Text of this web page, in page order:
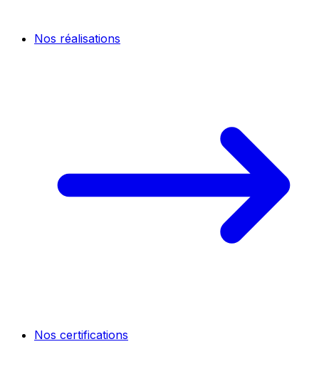
Nos réalisations
Nos certifications